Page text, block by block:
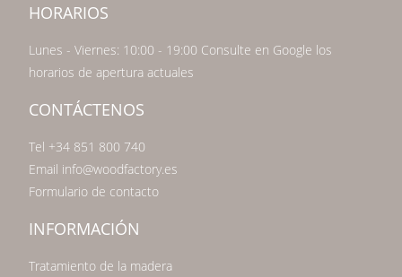
HORARIOS
Lunes - Viernes: 10:00 - 19:00 Consulte en Google los
horarios de apertura actuales
CONTÁCTENOS
Tel +34 851 800 740
Email info@woodfactory.es
Formulario de contacto
INFORMACIÓN
Tratamiento de la madera